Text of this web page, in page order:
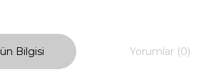
Bilgisi Yorumlar (0)